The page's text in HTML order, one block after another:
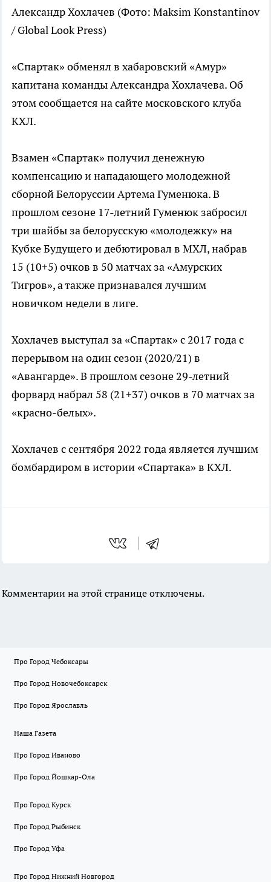
Александр Хохлачев (Фото: Maksim Konstantinov
/ Global Look Press)
«Спартак» обменял в хабаровский «Амур»
капитана команды Александра Хохлачева. Об
этом сообщается на сайте московского клуба
КХЛ.
Взамен «Спартак» получил денежную
компенсацию и нападающего молодежной
сборной Белоруссии Артема Гуменюка. В
прошлом сезоне 17-летний Гуменюк забросил
три шайбы за белорусскую «молодежку» на
Кубке Будущего и дебютировал в МХЛ, набрав
15 (10+5) очков в 50 матчах за «Амурских
Тигров», а также признавался лучшим
новичком недели в лиге.
Хохлачев выступал за «Спартак» с 2017 года с
перерывом на один сезон (2020/21) в
«Авангарде». В прошлом сезоне 29-летний
форвард набрал 58 (21+37) очков в 70 матчах за
«красно-белых».
Хохлачев с сентября 2022 года является лучшим
бомбардиром в истории «Спартака» в КХЛ.
Комментарии на этой странице отключены.
Про Город Чебоксары
Про Город Новочебоксарск
Про Город Ярославль
Наша Газета
Про Город Иваново
Про Город Йошкар-Ола
Про Город Курск
Про Город Рыбинск
Про Город Уфа
Про Город Нижний Новгород